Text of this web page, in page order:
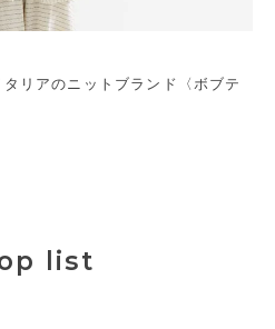
リアのニットブランド〈ボブテ
list